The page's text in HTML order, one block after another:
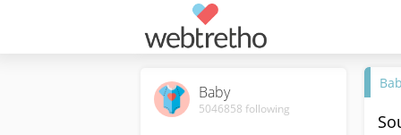
Baby
5046858 following